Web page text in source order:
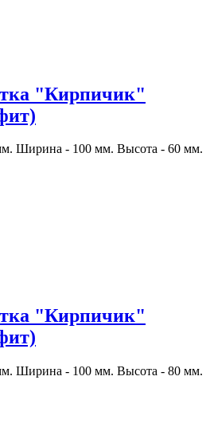
"Кирпичик"
Ширина - 100 мм. Высота - 60 мм.
"Кирпичик"
Ширина - 100 мм. Высота - 80 мм.